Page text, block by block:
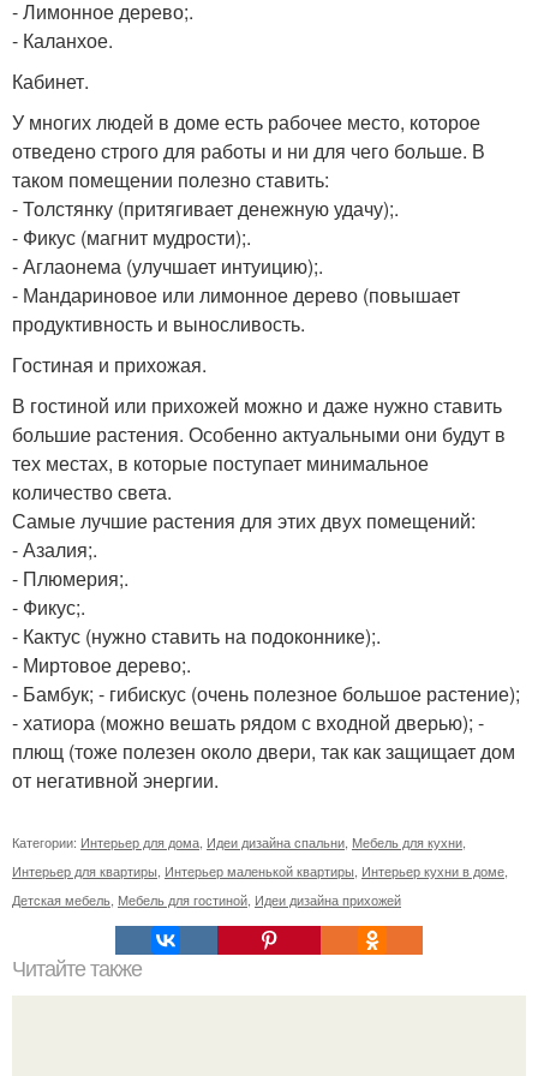
- Лимонное дерево;.
- Каланхое.
Кабинет.
У многих людей в доме есть рабочее место, которое
отведено строго для работы и ни для чего больше. В
таком помещении полезно ставить:
- Толстянку (притягивает денежную удачу);.
- Фикус (магнит мудрости);.
- Аглаонема (улучшает интуицию);.
- Мандариновое или лимонное дерево (повышает
продуктивность и выносливость.
Гостиная и прихожая.
В гостиной или прихожей можно и даже нужно ставить
большие растения. Особенно актуальными они будут в
тех местах, в которые поступает минимальное
количество света.
Самые лучшие растения для этих двух помещений:
- Азалия;.
- Плюмерия;.
- Фикус;.
- Кактус (нужно ставить на подоконнике);.
- Миртовое дерево;.
- Бамбук; - гибискус (очень полезное большое растение);
- хатиора (можно вешать рядом с входной дверью); -
плющ (тоже полезен около двери, так как защищает дом
от негативной энергии.
Категории: Интерьер для дома, Идеи дизайна спальни, Мебель для кухни,
Интерьер для квартиры, Интерьер маленькой квартиры, Интерьер кухни в доме,
Детская мебель, Мебель для гостиной, Идеи дизайна прихожей
Читайте также